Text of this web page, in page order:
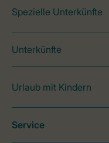
Spezielle Unterkünfte
Unterkünfte
Urlaub mit Kindern
Service